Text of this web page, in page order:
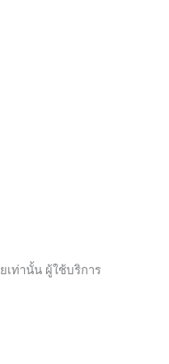
ท่านั้น ผู้ใช้บริการ